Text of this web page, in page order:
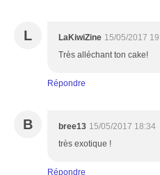
L LaKiwiZine 15/05/2017
Très alléchant ton cake!
Répondre
B bree13 15/05/2017 18:34
très exotique !
Répondre